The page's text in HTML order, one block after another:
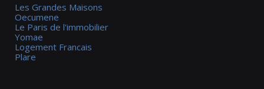
Les Grandes Maisons
Oecumene
Le Paris de l'immobilier
Yomae
Logement Francais
Plare